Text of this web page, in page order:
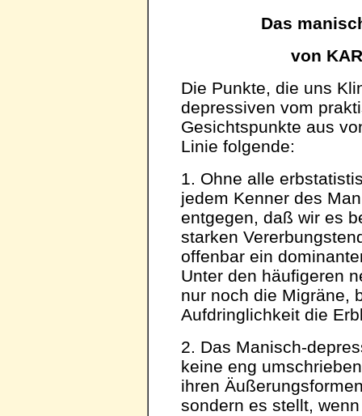
Das
von
Die Punkte, die uns
depressiven vom
Gesichtspunkte aus
Linie folgende:
1. Ohne alle
jedem Kenner des
entgegen, daß wir es
starken
offenbar ein
Unter den häufigeren
nur noch die Migräne,
Aufdringlichkeit die
2. Das Manisch-
keine eng
ihren
sondern es stellt,